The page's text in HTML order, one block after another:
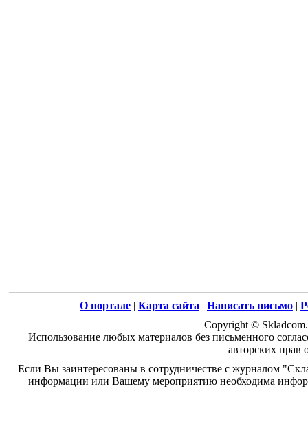
О портале | Карта сайта | Написать письмо |
Copyright ©
Использование любых материалов без письменного
авторских прав
Если Вы заинтересованы в сотрудничестве с журналом
информации или Вашему мероприятию необходима